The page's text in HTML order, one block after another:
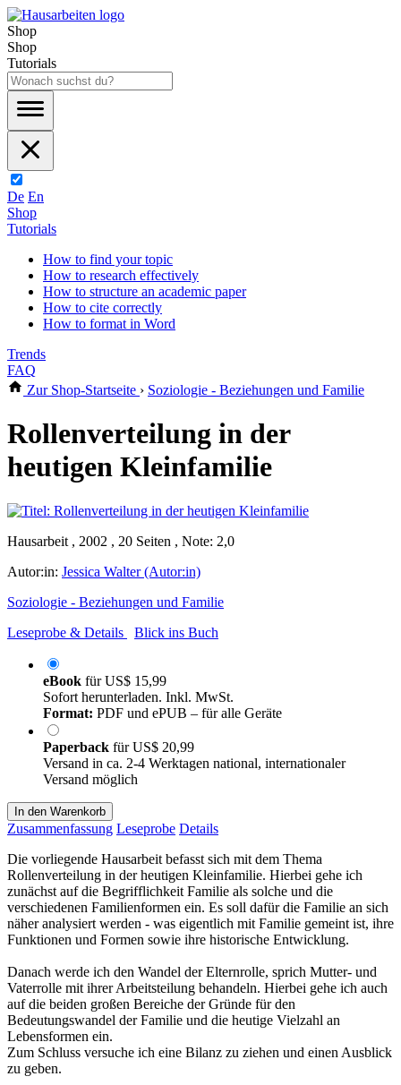
Shop
Shop
Tutorials
De En
Shop
Tutorials
How to find your topic
How to research effectively
How to structure an academic paper
How to cite correctly
How to format in Word
Trends
FAQ
Zur Shop-Startseite › Soziologie - Beziehungen und Familie
Rollenverteilung in der
heutigen Kleinfamilie
Hausarbeit , 2002 , 20 Seiten , Note: 2,0
Autor:in: Jessica Walter (Autor:in)
Soziologie - Beziehungen und Familie
Leseprobe & Details
Blick ins Buch
eBook fürUS$ 15,99
Sofort herunterladen. Inkl. MwSt.
Format: PDF und ePUB – für alle Geräte
Paperback fürUS$ 20,99
Versand in ca. 2-4 Werktagen national, internationaler
Versand möglich
In den Warenkorb
Zusammenfassung Leseprobe Details
Die vorliegende Hausarbeit befasst sich mit dem Thema
Rollenverteilung in der heutigen Kleinfamilie. Hierbei gehe ich
zunächst auf die Begrifflichkeit Familie als solche und die
verschiedenen Familienformen ein. Es soll dafür die Familie an sich
näher analysiert werden - was eigentlich mit Familie gemeint ist, ihre
Funktionen und Formen sowie ihre historische Entwicklung.
Danach werde ich den Wandel der Elternrolle, sprich Mutter- und
Vaterrolle mit ihrer Arbeitsteilung behandeln. Hierbei gehe ich auch
auf die beiden großen Bereiche der Gründe für den
Bedeutungswandel der Familie und die heutige Vielzahl an
Lebensformen ein.
Zum Schluss versuche ich eine Bilanz zu ziehen und einen Ausblick
zu geben.